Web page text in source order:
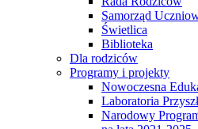
Samorząd
Świetlica
Biblioteka
Dla rodziców
Programy i projekty
Nowoczesna
Laboratoria
Narodowy